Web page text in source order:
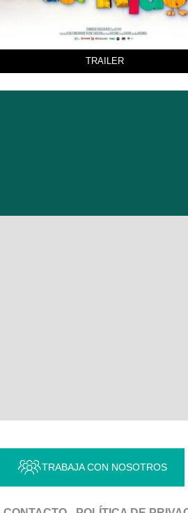
TRAILER
TRABAJA CON NOSOTROS